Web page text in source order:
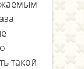
такой